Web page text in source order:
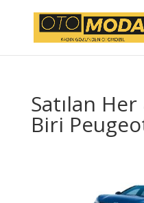
Satılan Her
Biri